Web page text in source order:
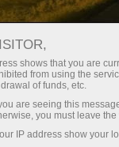
shows that you are
from using the
of funds, etc.
are seeing this
you must leave
IP address show your